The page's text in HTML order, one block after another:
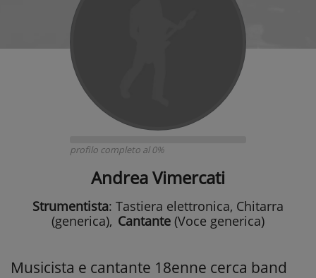
profilo completo al 0%
Andrea Vimercati
Strumentista: Tastiera elettronica, Chitarra
(generica), Cantante (Voce generica)
Musicista e cantante 18enne cerca band